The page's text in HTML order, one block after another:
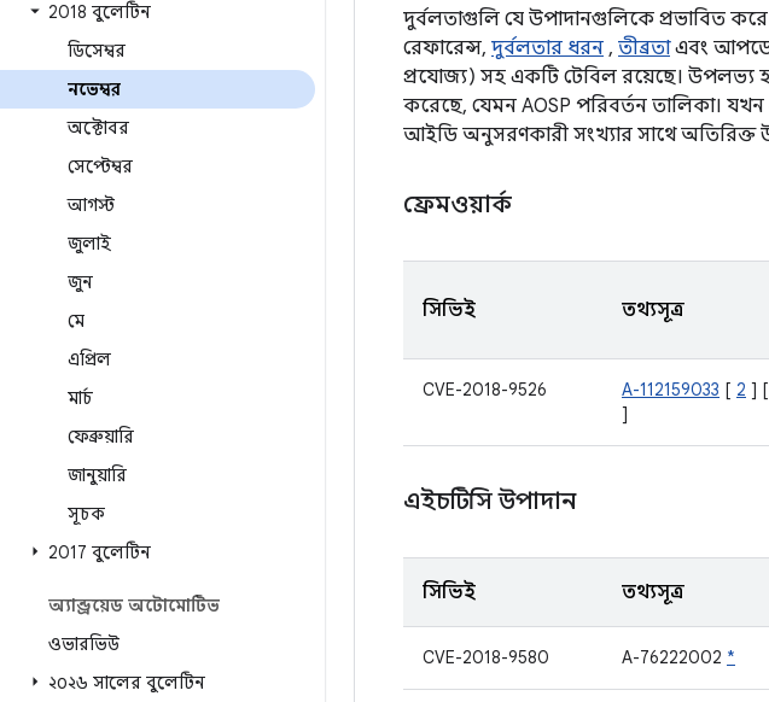
2018 বুলেটিন
ডিসেম্বর
নভেম্বর
অক্টোবর
সেপ্টেম্বর
আগস্ট
জুলাই
জুন
মে
এপ্রিল
মার্চ
ফেব্রুয়ারি
জানুয়ারি
সূচক
2017 বুলেটিন
অ্যান্ড্রয়েড অটোমোটিভ
ওভারভিউ
২০২৬ সালের বুলেটিন
দুর্বলতাগুলি যে উপাদানগুলিকে প্রভাবিত করে
রেফারেন্স, দুর্বলতার ধরন , তীব্রতাএবং
প্রযোজ্য) সহ একটি টেবিল রয়েছে। উপলভ্য
করেছে, যেমন AOSP পরিবর্তন তালিকা।
আইডি অনুসরণকারী সংখ্যার সাথে অতিরিক্ত
ফ্রেমওয়ার্ক
সিভিই তথ্যসূত্র
CVE-2018-9526 A-112159033 [ 2 ] [
]
এইচটিসি উপাদান
সিভিই তথ্যসূত্র
CVE-2018-9580 A-76222002 *